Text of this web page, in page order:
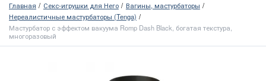
Главная Секс-игрушки для Него
Вагины, мастурбаторы
Нереалистичные мастурбаторы (Tenga)
Мастурбатор с эффектом вакуума Romp Dash Black, богатая текстура,
многоразовый